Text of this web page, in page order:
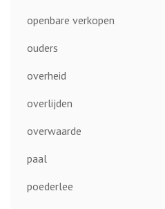
openbare verkopen
ouders
overheid
overlijden
overwaarde
paal
poederlee